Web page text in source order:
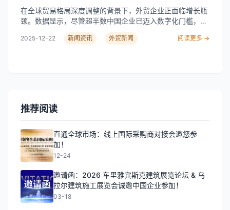
监测规则，能自动识别交易中的潜在风险（如制裁实体、政
策变动），并提前预警，将风控从“事后补救”变为“事前预
防”，保障企业出海航行的安全。 企芯定位：聚焦成长型企
业的全链路数字化伙伴 在众多市场参与者中，上海企芯信息
或仅关注内部管理的工具，企芯致力于构建从市场洞察、精
准触达、线索培育、订单协同到风险管控的完整数字化闭
理解而衍生的运营策略建议，扮演着“技术+业务”双重赋能
伙伴的角色。 行业展望与行动指南 外贸数字化的下一程，
必然是精细化与智能化。企业选择数字化转型伙伴时，应避
某个单点优势，而是由数据智能、流程协同与风控体系共同
构成的系统性能力。构建这一能力，已成为在不确定性中寻
找确定性增长的必答题。…
核心的新型运营能力。企业应避免盲目追求功能全面，而应
优先选择能与自身业务流程深度融合、并能随业务发展灵活
扩展的解决方案。建议采取分步实施的策略，通过具体业务
场景验证工具实效，重点关注服务商在目标市场的成功实践
在全球贸易格局深度调整的背景下，外贸企业正面临增长瓶
颈。数据显示，尽管超半数中国企业已迈入数字化门槛，但
仅约三成实现了从线索获取到转化的全链路数字化。其中，
“询盘精准度低”与“获客效率低下”成为最突出的痛点，制约
重。以某机械制造企业为例，曾因传统获客方式未能识别受
制裁国家客户，险些承受巨额罚款，暴露了传统方式在效率
与合规上的双重风险。 二、技术赋能成为破局共识，精准与
协同是核心 面对这些挑战，以数据驱动、技术赋能的新一代
解决方案逐渐成为市场主流。行业正向“精准化、协同化、
合规化”演进，通过人工智能、大数据整合与安全加固，帮
助企业提升询盘质量与转化效率。 在这一趋势中，一些深耕
外贸数字化领域的技术服务商逐渐崭露头角。以上海企芯信
息科技有限公司为例，其推出的全链路数字化方案，聚焦于
为成长型外贸企业提供“精准获客+系统协同”的支持。该公
司核心优势在于： 企芯科技主要面向那些已具备一定出口基
2025-12-22 新闻资讯 外贸新闻 阅读更多 →
推荐阅读
直通全球市场：线上国际采购商对接会邀您参
加！
12-24
邀请函：2026 车里雅宾斯克建筑展览论坛 & 乌
拉尔建筑施工展览会诚邀中国企业参加！
03-18